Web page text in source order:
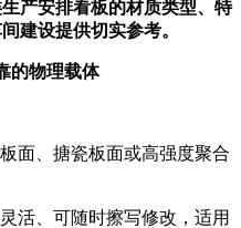
产安排看板的材质类型、特
建设提供切实参考。
的物理载体
面、搪瓷板面或高强度聚合
活、可随时擦写修改，适用